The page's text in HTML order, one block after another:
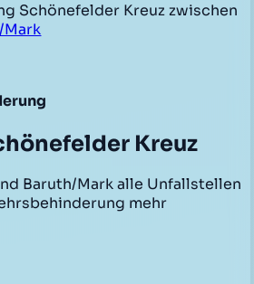
Schönefelder Kreuz zwischen
Mark
Kreuz
Baruth/Mark alle Unfallstellen
mehr